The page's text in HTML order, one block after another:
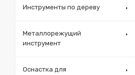
Инструменты по дереву
Металлорежущий
инструмент
Оснастка для